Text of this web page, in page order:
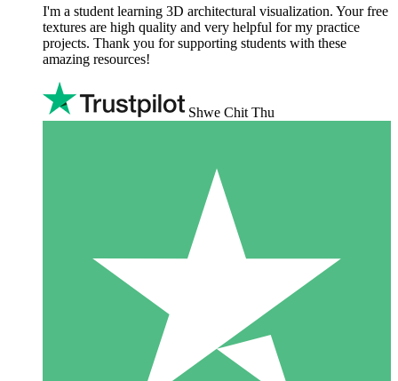
I'm a student learning 3D architectural visualization. Your free
textures are high quality and very helpful for my practice
projects. Thank you for supporting students with these
amazing resources!
Shwe Chit Thu